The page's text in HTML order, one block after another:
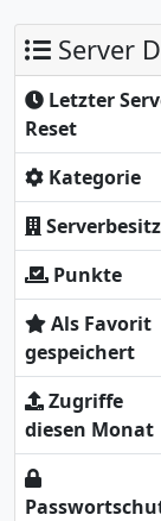
Server
Letzter
Reset
Kategorie
Punkte
Als Favorit
gespeichert
Zugriffe
diesen Monat